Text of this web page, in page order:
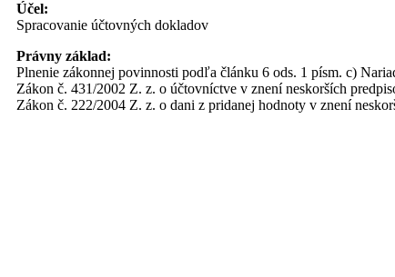
Účel:
Spracovanie účtovných dokladov
Právny základ:
Plnenie zákonnej povinnosti podľa článku 6 ods. 1 písm. c)
Zákon č. 431/2002 Z. z. o účtovníctve v znení neskorších
Zákon č. 222/2004 Z. z. o dani z pridanej hodnoty v znení